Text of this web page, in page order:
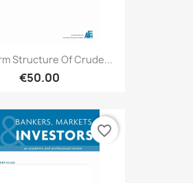
Structure Of Crude...
€50.00
favorite_border